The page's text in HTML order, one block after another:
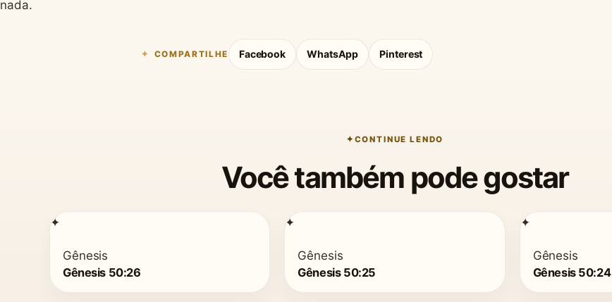
nada.
COMPARTILHE Facebook WhatsApp Pinterest
CONTINUE LENDO
Você também pode gostar
✦
Gênesis
Gênesis 50:26
✦
Gênesis
Gênesis 50:25
✦
Gênesis
Gênesis 50:24